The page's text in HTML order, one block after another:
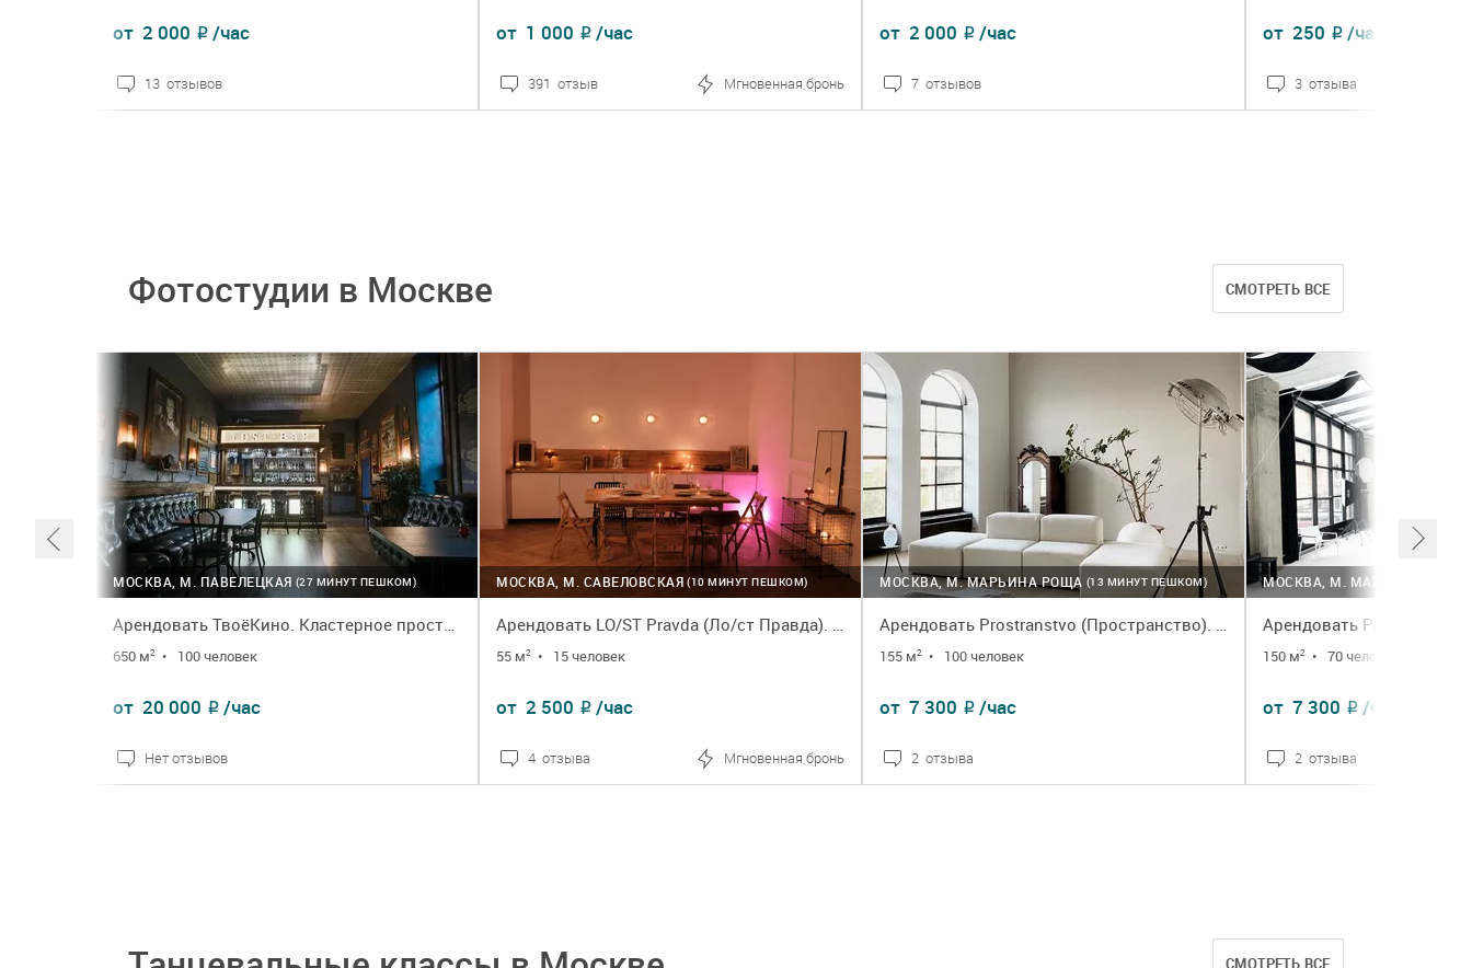
от 2 000 ₽ /час
13 отзывов
от 1 000 ₽ /час
391 отзыв Мгновенная бронь
от 2 000 ₽ /час
7 отзывов
от 250 ₽ /час
3 отзыва
Фотостудии в Москве СМОТРЕТЬ ВСЕ
(27 МИНУТ ПЕШКОМ)
МОСКВА, М. ПАВЕЛЕЦКАЯ
Арендовать ТвоёКино. Кластерное пространство
650 м2 • 100 человек
от 20 000 ₽ /час
Нет отзывов
(10 МИНУТ ПЕШКОМ)
МОСКВА, М. САВЕЛОВСКАЯ
Арендовать LO/ST Pravda (Ло/ст Правда). Зал S3 Curry (С3 Карри)
55 м2 • 15 человек
от 2 500 ₽ /час
4 отзыва Мгновенная бронь
(13 МИНУТ ПЕШКОМ)
МОСКВА, М. МАРЬИНА РОЩА
Арендовать Prostranstvo (Пространство). Светлая фотостудия
155 м2 • 100 человек
от 7 300 ₽ /час
2 отзыва
МОСКВА, М. МАРЬИНА РОЩА
150 м2 • 70 человек
от 7 300 ₽ /час
2 отзыва
СМОТРЕТЬ ВСЕ